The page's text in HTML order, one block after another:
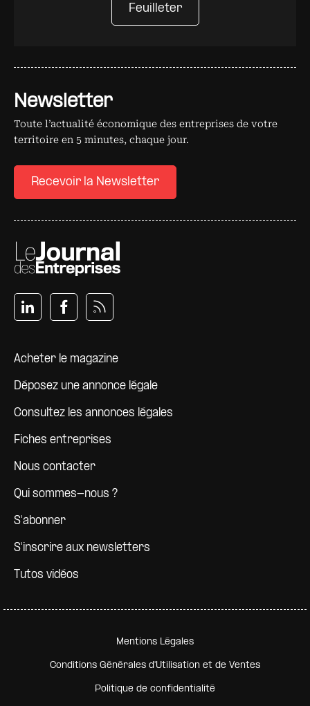
Newsletter
Toute l’actualité économique des entreprises de votre
territoire en 5 minutes, chaque jour.
Recevoir la Newsletter
Pied de page
Acheter le magazine
Déposez une annonce légale
Consultez les annonces légales
Fiches entreprises
Nous contacter
Qui sommes-nous ?
S'abonner
S'inscrire aux newsletters
Tutos vidéos
Feuilleter
Pied de page secondaire
Mentions Légales
Conditions Générales d'Utilisation et de Ventes
Politique de confidentialité